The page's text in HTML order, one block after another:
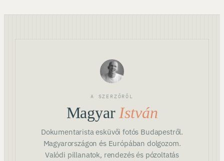
A SZERZŐRŐL
Magyar István
Dokumentarista esküvői fotós Budapestről.
Magyarországon és Európában dolgozom.
Valódi pillanatok, rendezés és pózoltatás